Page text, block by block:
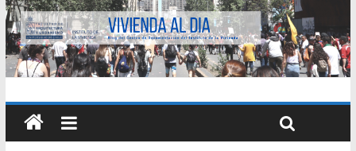
Donde el pedernal choca con el acero : hacia una teoría
crítica de las fronteras latinoamericanas [2020]
Criterios técnicos para una vivienda adecuada [2019]
Red de consultorios de la Caja del Seguro Obrero en
Santiago : un patrimonio emblemático [2014]